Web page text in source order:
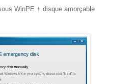
WinPE + disque amorçable